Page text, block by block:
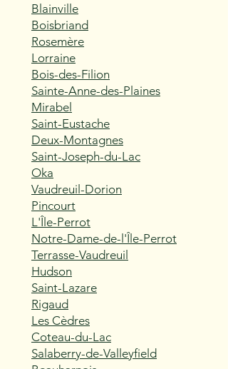
Blainville
Boisbriand
Rosemère
Lorraine
Bois-des-Filion
Sainte-Anne-des-Plaines
Mirabel
Saint-Eustache
Deux-Montagnes
Saint-Joseph-du-Lac
Oka
Vaudreuil-Dorion
Pincourt
L'Île-Perrot
Notre-Dame-de-l'Île-Perrot
Terrasse-Vaudreuil
Hudson
Saint-Lazare
Rigaud
Les Cèdres
Coteau-du-Lac
Salaberry-de-Valleyfield